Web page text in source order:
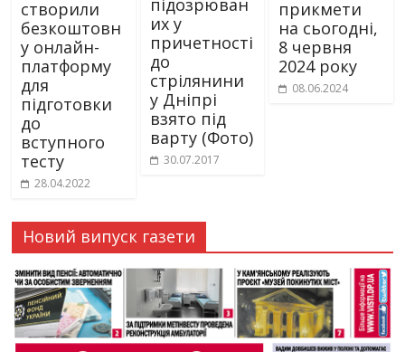
створили
безкоштовн
у онлайн-
платформу
для
підготовки
до
вступного
тесту
28.04.2022
их у
причетності
до
стрілянини
у Дніпрі
взято під
варту (Фото)
30.07.2017
прикмети
на сьогодні,
8 червня
2024 року
08.06.2024
Новий випуск газети